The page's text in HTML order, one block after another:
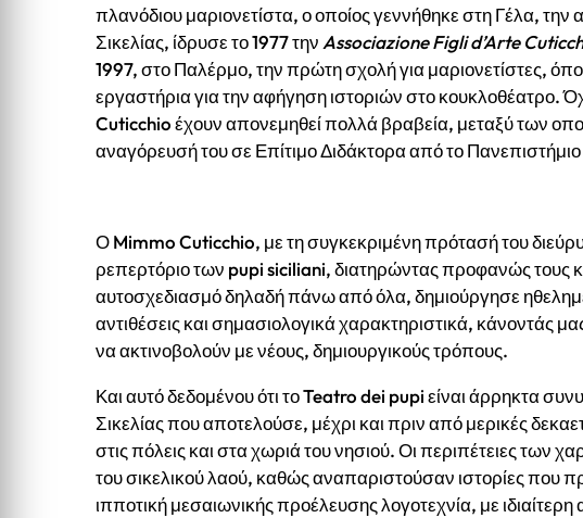
πλανόδιου μαριονετίστα, ο οποίος γεννήθηκε στη Γέλα, την
Σικελίας, ίδρυσε το 1977 την Associazione Figli d’Arte
1997, στο Παλέρμο, την πρώτη σχολή για μαριονετίστες,
εργαστήρια για την αφήγηση ιστοριών στο κουκλοθέατρο.
Cuticchio έχουν απονεμηθεί πολλά βραβεία, μεταξύ των
αναγόρευσή του σε Επίτιμο Διδάκτορα από το
Ο Mimmo Cuticchio, με τη συγκεκριμένη πρότασή του
ρεπερτόριο των pupi siciliani, διατηρώντας προφανώς τους
αυτοσχεδιασμό δηλαδή πάνω από όλα, δημιούργησε
αντιθέσεις και σημασιολογικά χαρακτηριστικά, κάνοντάς
να ακτινοβολούν με νέους, δημιουργικούς τρόπους.
Και αυτό δεδομένου ότι το Teatro dei pupi είναι άρρηκτα
Σικελίας που αποτελούσε, μέχρι και πριν από μερικές
στις πόλεις και στα χωριά του νησιού. Οι περιπέτειες των
του σικελικού λαού, καθώς αναπαριστούσαν ιστορίες που
ιπποτική μεσαιωνικής προέλευσης λογοτεχνία, με